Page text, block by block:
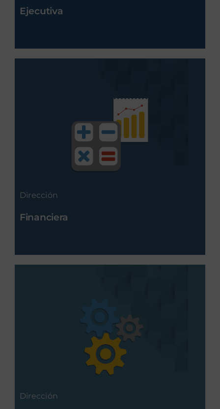
Ejecutiva
Dirección
Financiera
Dirección